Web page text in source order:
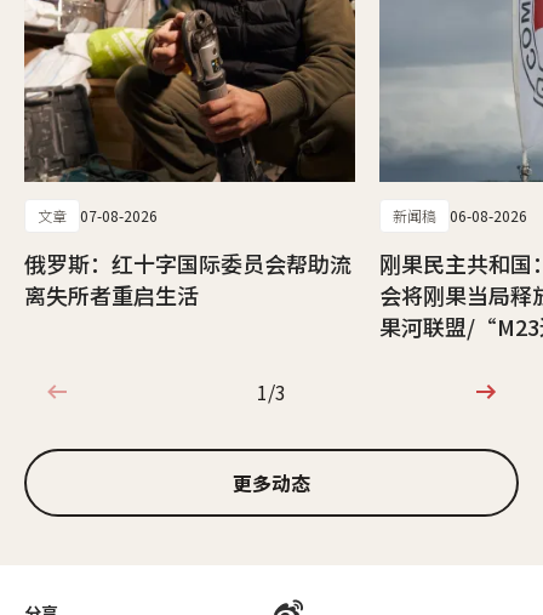
文章 07-08-2026
俄罗斯：红十字国际委员会帮助流
离失所者重启生活
新闻稿 06-08-2026
刚果民主共和国
会将刚果当局释
果河联盟/
1/3
1/3
更多动态